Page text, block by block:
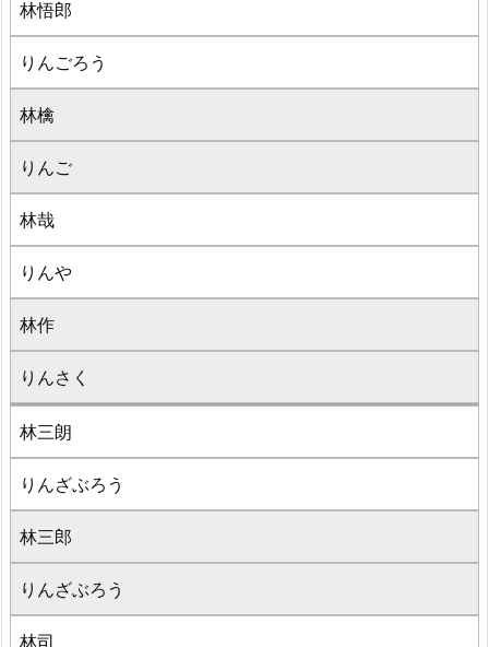
林悟郎
りんごろう
林檎
りんご
林哉
りんや
林作
りんさく
林三朗
りんざぶろう
林三郎
りんざぶろう
林司